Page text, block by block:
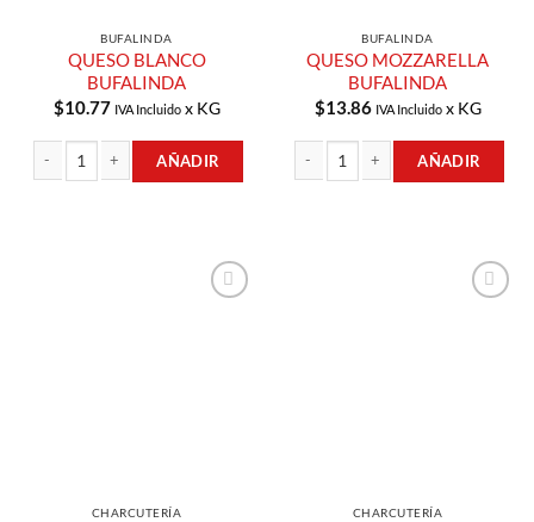
BUFALINDA
QUESO BLANCO
BUFALINDA
$10.77 IVA Incluidox KG
AÑADIR
BUFALINDA
QUESO MOZZARELLA
BUFALINDA
$13.86 IVA Incluidox KG
AÑADIR
CHARCUTERÍA CHARCUTERÍA